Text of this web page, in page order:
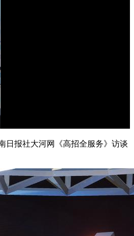
日报社大河网《高招全服务》访谈